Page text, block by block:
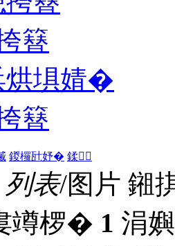
簮
烘埧婧�
簮
鍐欏瓧妤� 鍒
列表/图片 鎺
竴椤� 1 涓